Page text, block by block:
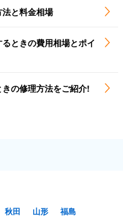
法と料金相場
ときの費用相場とポイ
の修理方法をご紹介!
秋田 山形
福島